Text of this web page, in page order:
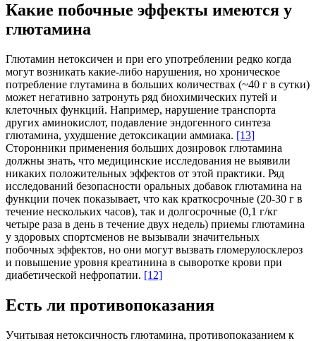
Какие побочные эффекты имеются у
глютамина
Глютамин нетоксичен и при его употреблении редко когда
могут возникать какие-либо нарушения, но хроническое
потребление глутамина в больших количествах (~40 г в сутки)
может негативно затронуть ряд биохимических путей и
клеточных функций. Например, нарушение транспорта
других аминокислот, подавление эндогенного синтеза
глютамина, ухудшение детоксикации аммиака. [13]
Сторонники применения больших дозировок глютамина
должны знать, что медицинские исследования не выявили
никаких положительных эффектов от этой практики. Ряд
исследований безопасности оральных добавок глютамина на
функции почек показывает, что как краткосрочные (20-30 г в
течение нескольких часов), так и долгосрочные (0,1 г/кг
четыре раза в день в течение двух недель) приемы глютамина
у здоровых спортсменов не вызывали значительных
побочных эффектов, но они могут вызвать гломерулосклероз
и повышение уровня креатинина в сыворотке крови при
диабетической нефропатии. [12]
Есть ли противопоказания
Учитывая нетоксичность глютамина, противопоказанием к